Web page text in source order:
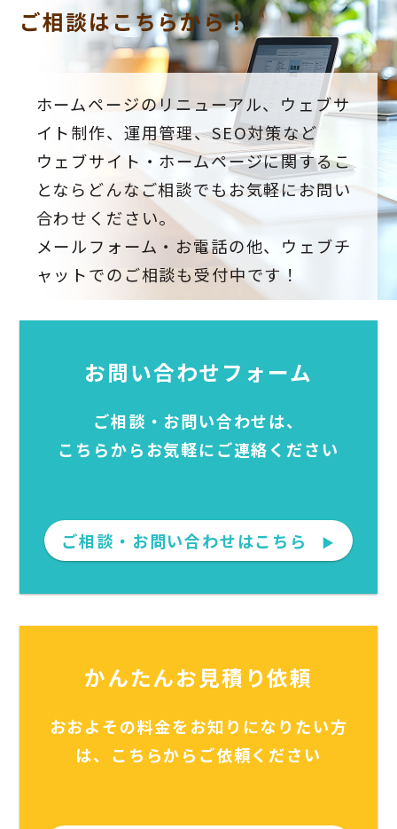
ご相談はこちらから！
ホームページのリニューアル、ウェブサ
イト制作、運用管理、SEO対策など
ウェブサイト・ホームページに関するこ
とならどんなご相談でもお気軽にお問い
合わせください。
メールフォーム・お電話の他、ウェブチ
ャットでのご相談も受付中です！
お問い合わせフォーム
ご相談・お問い合わせは、
こちらからお気軽にご連絡ください
ご相談・お問い合わせはこちら ▶
かんたんお見積り依頼
おおよその料金をお知りになりたい方
は、こちらからご依頼ください